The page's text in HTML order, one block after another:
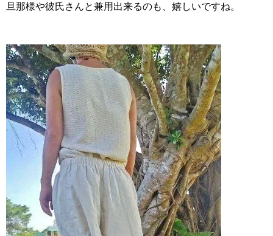
旦那様や彼氏さんと兼用出来るのも、嬉しいですね。